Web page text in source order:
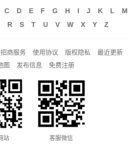
C D E F G H I J K L
M
R S T U V W X Y Z
招商服务 使用协议 版权隐私
最近更新
图
发布信息 免费注册
站 客服微信